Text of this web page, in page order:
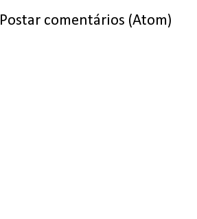
Postar comentários (Atom)